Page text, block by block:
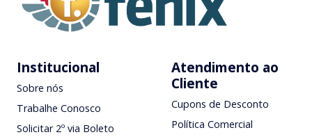
Institucional
Sobre nós
Trabalhe Conosco
Solicitar 2º via Boleto
Atendimento ao
Cliente
Cupons de Desconto
Política Comercial